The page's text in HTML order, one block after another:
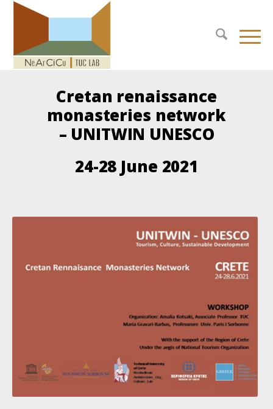
Cretan renaissance
monasteries network
– UNITWIN UNESCO
24-28 June 2021